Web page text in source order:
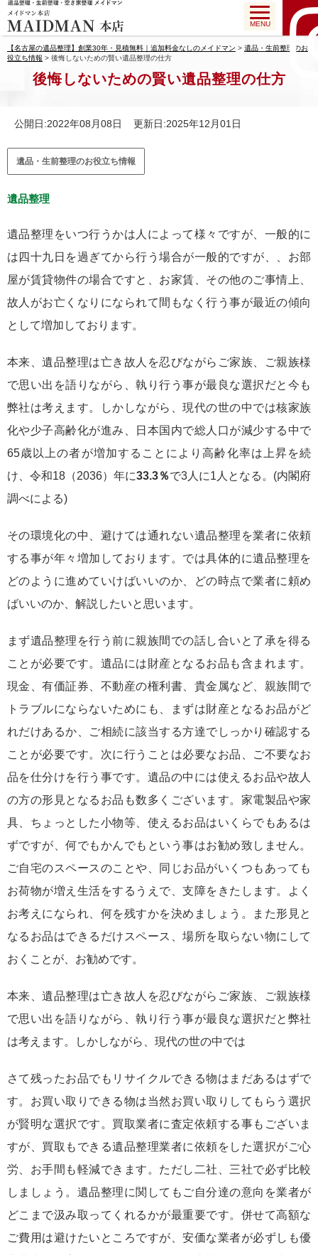
MENU
【名古屋の遺品整理】創業30年・見積無料｜追加料金なしのメイドマン > 遺品・生前整理のお
役立ち情報 > 後悔しないための賢い遺品整理の仕方
後悔しないための賢い遺品整理の仕方
公開日:2022年08月08日 更新日:2025年12月01日
遺品・生前整理のお役立ち情報
遺品整理
遺品整理をいつ行うかは人によって様々ですが、一般的に
は四十九日を過ぎてから行う場合が一般的ですが、、お部
屋が賃貸物件の場合ですと、お家賃、その他のご事情上、
故人がお亡くなりになられて間もなく行う事が最近の傾向
として増加しております。
本来、遺品整理は亡き故人を忍びながらご家族、ご親族様
で思い出を語りながら、執り行う事が最良な選択だと今も
弊社は考えます。しかしながら、現代の世の中では核家族
化や少子高齢化が進み、日本国内で総人口が減少する中で
65歳以上の者が増加することにより高齢化率は上昇を続
け、令和18（2036）年に33.3％で3人に1人となる。(内閣府
調べによる)
その環境化の中、避けては通れない遺品整理を業者に依頼
する事が年々増加しております。では具体的に遺品整理を
どのように進めていけばいいのか、どの時点で業者に頼め
ばいいのか、解説したいと思います。
まず遺品整理を行う前に親族間での話し合いと了承を得る
ことが必要です。遺品には財産となるお品も含まれます。
現金、有価証券、不動産の権利書、貴金属など、親族間で
トラブルにならないためにも、まずは財産となるお品がど
れだけあるか、ご相続に該当する方達でしっかり確認する
ことが必要です。次に行うことは必要なお品、ご不要なお
品を仕分けを行う事です。遺品の中には使えるお品や故人
の方の形見となるお品も数多くございます。家電製品や家
具、ちょっとした小物等、使えるお品はいくらでもあるは
ずですが、何でもかんでもという事はお勧め致しません。
ご自宅のスペースのことや、同じお品がいくつもあっても
お荷物が増え生活をするうえで、支障をきたします。よく
お考えになられ、何を残すかを決めましょう。また形見と
なるお品はできるだけスペース、場所を取らない物にして
おくことが、お勧めです。
本来、遺品整理は亡き故人を忍びながらご家族、ご親族様
で思い出を語りながら、執り行う事が最良な選択だと弊社
は考えます。しかしながら、現代の世の中では
さて残ったお品でもリサイクルできる物はまだあるはずで
す。お買い取りできる物は当然お買い取りしてもらう選択
が賢明な選択です。買取業者に査定依頼する事もございま
すが、買取もできる遺品整理業者に依頼をした選択がご心
労、お手間も軽減できます。ただし二社、三社で必ず比較
しましょう。遺品整理に関してもご自分達の意向を業者が
どこまで汲み取ってくれるかが最重要です。併せて高額な
ご費用は避けたいところですが、安価な業者が必ずしも優